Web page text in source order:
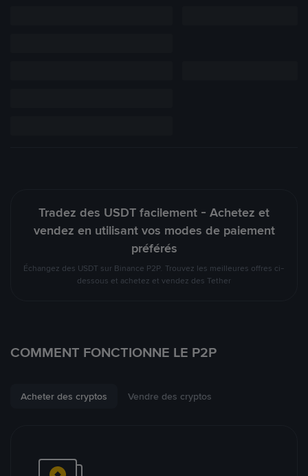
Tradez des USDT facilement - Achetez et
vendez en utilisant vos modes de paiement
préférés
Échangez des USDT sur Binance P2P. Trouvez les meilleures offres ci-
dessous et achetez et vendez des Tether
COMMENT FONCTIONNE LE P2P
Acheter des cryptos Vendre des cryptos